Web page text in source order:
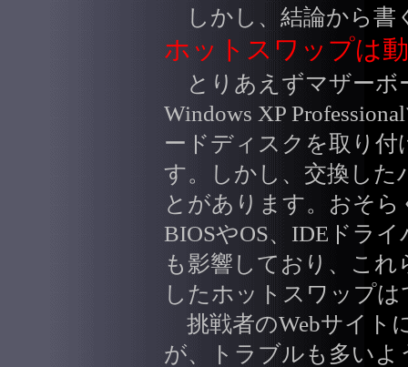
しかし、結論から書
ホットスワップは
とりあえずマザーボ
Windows XP
ードディスクを取り
す。しかし、交換した
とがあります。おそら
BIOSやOS、IDEドラ
も影響しており、こ
したホットスワップ
挑戦者のWebサイト
が、トラブルも多いよ